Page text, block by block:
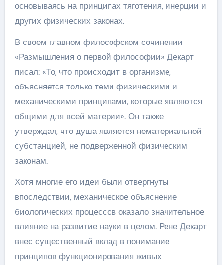
основываясь на принципах тяготения, инерции и
других физических законах.
В своем главном философском сочинении
«Размышления о первой философии» Декарт
писал: «То, что происходит в организме,
объясняется только теми физическими и
механическими принципами, которые являются
общими для всей материи». Он также
утверждал, что душа является нематериальной
субстанцией, не подверженной физическим
законам.
Хотя многие его идеи были отвергнуты
впоследствии, механическое объяснение
биологических процессов оказало значительное
влияние на развитие науки в целом. Рене Декарт
внес существенный вклад в понимание
принципов функционирования живых